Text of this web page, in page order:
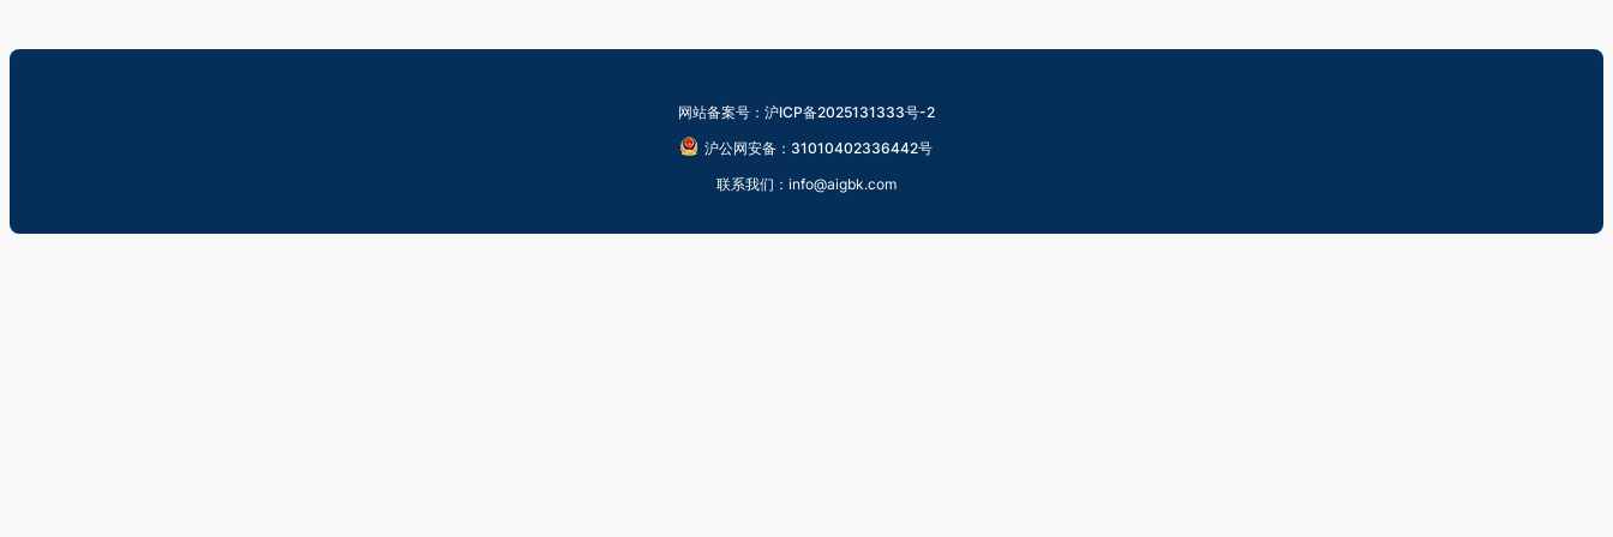
网站备案号：沪ICP备2025131333号-2
沪公网安备：31010402336442号
联系我们：info@aigbk.com